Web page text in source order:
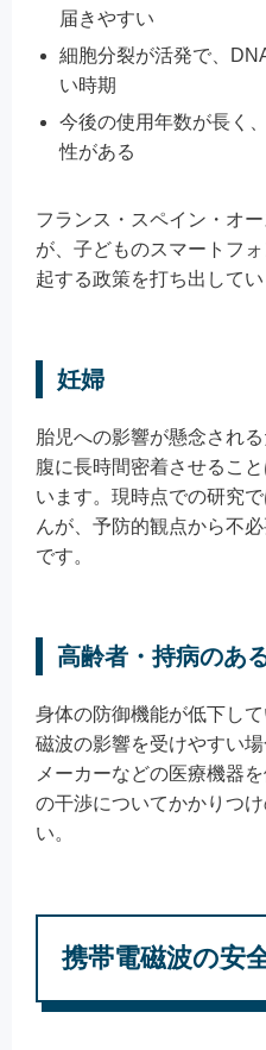
届きやすい
細胞分裂が活発で、
い時期
今後の使用年数が長く
性がある
フランス・スペイン・オ
が、子どものスマートフ
起する政策を打ち出してい
妊婦
胎児への影響が懸念され
腹に長時間密着させるこ
います。現時点での研究
んが、予防的観点から不
です。
高齢者・持病のあ
身体の防御機能が低下し
磁波の影響を受けやすい
メーカーなどの医療機器
の干渉についてかかりつ
い。
携帯電磁波の安